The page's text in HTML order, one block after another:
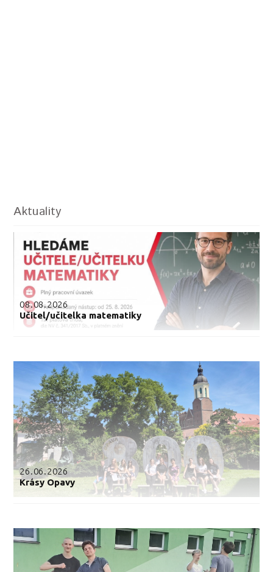
Aktuality
08.08.2026
Učitel/učitelka matematiky
26.06.2026
Krásy Opavy